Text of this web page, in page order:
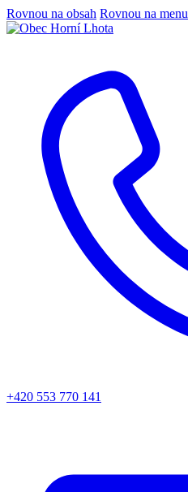
Rovnou na obsah Rovnou na menu
+420 553 770 141